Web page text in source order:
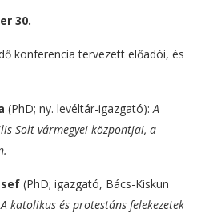
30.
konferencia tervezett előadói, és
(PhD; ny. levéltár-igazgató):A
Solt vármegyei központjai, a
(PhD; igazgató, Bács-Kiskun
katolikus és protestáns felekezetek